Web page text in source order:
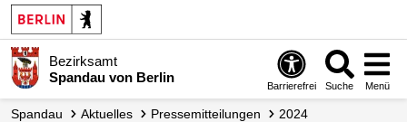
Bezirksamt
Spandau von Berlin
Barrierefrei Suche Menü
Spandau Aktuelles Presse­mitteilungen 2024